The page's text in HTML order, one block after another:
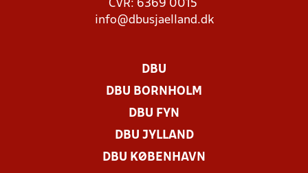
CVR: 6369 0015
info@dbusjaelland.dk
DBU
DBU BORNHOLM
DBU FYN
DBU JYLLAND
DBU KØBENHAVN